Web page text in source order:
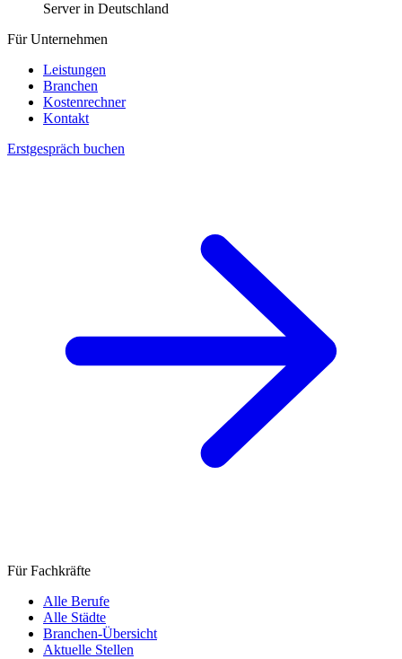
Server in Deutschland
Für Unternehmen
Leistungen
Branchen
Kostenrechner
Kontakt
Erstgespräch buchen
Für Fachkräfte
Alle Berufe
Alle Städte
Branchen-Übersicht
Aktuelle Stellen